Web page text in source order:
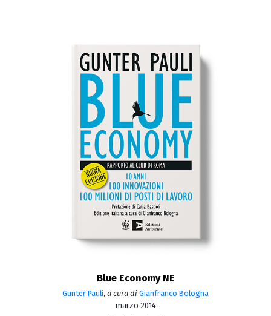
Blue Economy NE
Gunter Pauli, a cura di Gianfranco Bologna
marzo 2014